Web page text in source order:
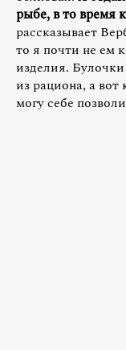
рыбе, в то время
рассказывает
то я почти не ем
изделия.
из рациона, а вот
могу себе